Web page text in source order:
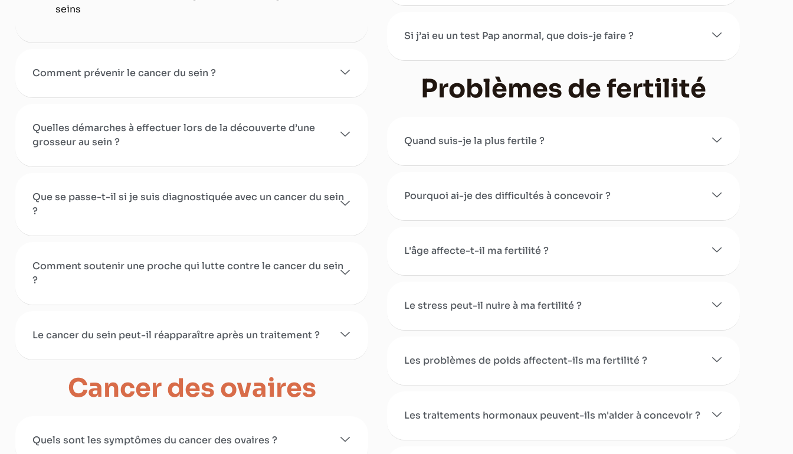
seins
Comment prévenir le cancer du sein ?
Quelles démarches à effectuer lors de la découverte d’une
grosseur au sein ?
Que se passe-t-il si je suis diagnostiquée avec un cancer du sein
?
Comment soutenir une proche qui lutte contre le cancer du sein
?
Le cancer du sein peut-il réapparaître après un traitement ?
Cancer des ovaires
Quels sont les symptômes du cancer des ovaires ?
Si j’ai eu un test Pap anormal, que dois-je faire ?
Problèmes de fertilité
Quand suis-je la plus fertile ?
Pourquoi ai-je des difficultés à concevoir ?
L'âge affecte-t-il ma fertilité ?
Le stress peut-il nuire à ma fertilité ?
Les problèmes de poids affectent-ils ma fertilité ?
Les traitements hormonaux peuvent-ils m'aider à concevoir ?